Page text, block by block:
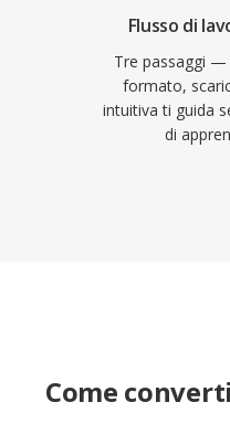
Flusso di
Tre passaggi —
formato,
intuitiva ti guida
di
Come